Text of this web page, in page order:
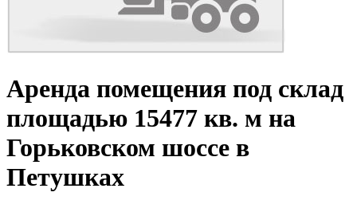
Аренда помещения под склад
площадью 15477 кв. м на
Горьковском шоссе в
Петушках